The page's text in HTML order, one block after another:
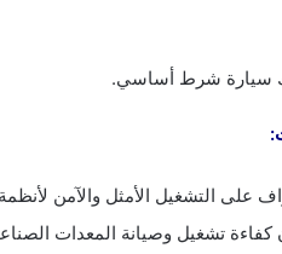
سيارة شرط أساسي.
على التشغيل الأمثل والآمن
تشغيل وصيانة المعدات